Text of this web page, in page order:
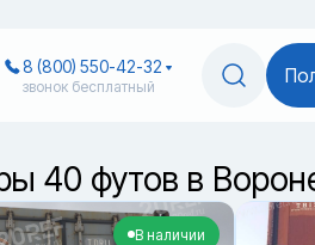
8 (800) 550-42-32
звонок бесплатный
40 футов в
В наличии